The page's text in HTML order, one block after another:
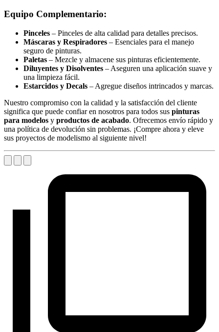
Equipo Complementario:
Pinceles – Pinceles de alta calidad para detalles precisos.
Máscaras y Respiradores – Esenciales para el manejo
seguro de pinturas.
Paletas – Mezcle y almacene sus pinturas eficientemente.
Diluyentes y Disolventes – Aseguren una aplicación suave y
una limpieza fácil.
Estarcidos y Decals – Agregue diseños intrincados y marcas.
Nuestro compromiso con la calidad y la satisfacción del cliente
significa que puede confiar en nosotros para todos sus pinturas
para modelos y productos de acabado. Ofrecemos envío rápido y
una política de devolución sin problemas. ¡Compre ahora y eleve
sus proyectos de modelismo al siguiente nivel!